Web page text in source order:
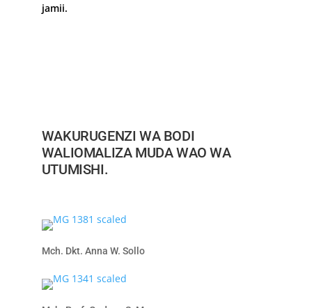
jamii.
WAKURUGENZI WA BODI
WALIOMALIZA MUDA WAO WA
UTUMISHI.
Mch. Dkt. Anna W. Sollo